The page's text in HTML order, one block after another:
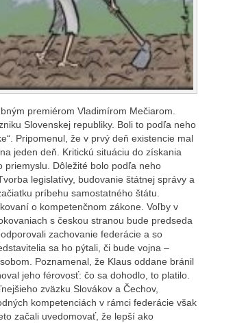
premiérom Vladimírom Mečiarom.
Slovenskej republiky. Boli to podľa neho
Pripomenul, že v prvý deň existencie mal
jeden deň. Kritickú situáciu do získania
priemyslu. Dôležité bolo podľa neho
legislatívy, budovanie štátnej správy a
príbehu samostatného štátu.
o kompetenčnom zákone. Voľby v
s českou stranou bude predseda
zachovanie federácie a so
sa ho pýtali, či bude vojna –
Poznamenal, že Klaus oddane bránil
jeho férovosť: čo sa dohodlo, to platilo.
zväzku Slovákov a Čechov,
kompetenciách v rámci federácie však
začali uvedomovať, že lepší ako